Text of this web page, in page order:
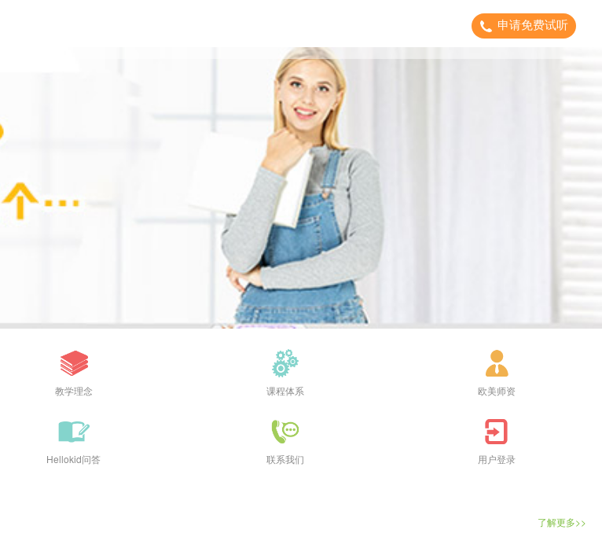
申请免费试听
教学理念 课程体系 欧美师资
Hellokid问答 联系我们 用户登录
了解更多>>